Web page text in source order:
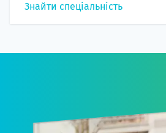
Знайти спеціальність